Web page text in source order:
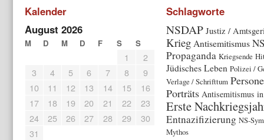
Kalender
August 2026
M D M D F S S
1
2
3
4 5 6 7 8
9
10
11 12 13 14 15
16
17
18 19 20 21 22
23
24
25 26 27 28 29
30
31
Schlagworte
NSDAP Justiz /
Krieg Antisemitismus
Propaganda Kriegsende
Jüdisches Leben Polizei /
Verlage / Schrifttum
Porträts Antisemitismus
Erste
Entnazifizierung NS-
Mythos